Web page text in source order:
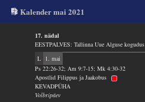
Kalender mai 2021
17. nädal
EESTPALVES: Tallinna Uue Alguse kogudus
L 1. mai
Ps 22:26-32; Am 9:7-15; Mk 4:30-32
Apostlid Filippus ja Jaakobus
KEVADPÜHA
Volbripäev